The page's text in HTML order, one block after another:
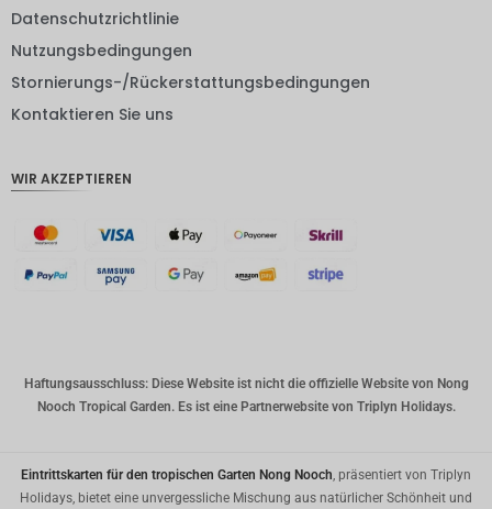
anischer
TWD
PHP
Datenschutzrichtlinie
Nutzungsbedingungen
Stornierungs-/Rückerstattungsbedingungen
Kontaktieren Sie uns
WIR AKZEPTIEREN
Haftungsausschluss: Diese Website ist nicht die offizielle Website von Nong
Nooch Tropical Garden. Es ist eine Partnerwebsite von Triplyn Holidays.
Eintrittskarten für den tropischen Garten Nong Nooch , präsentiert von Triplyn
Holidays, bietet eine unvergessliche Mischung aus natürlicher Schönheit und